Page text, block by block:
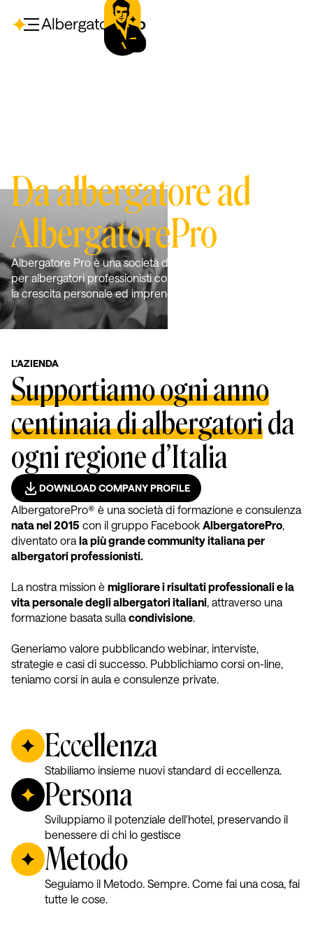
Da albergatore ad
AlbergatorePro
Albergatore Pro è una società di consulenza e formazione
per albergatori professionisti con lo scopo di supportarne
la crescita personale ed imprenditoriale.
L’AZIENDA
Supportiamo ogni anno
centinaia di albergatorida
ogni regione d’Italia
DOWNLOAD COMPANY PROFILE
AlbergatorePro® è una società di formazione e consulenza
nata nel 2015 con il gruppo Facebook AlbergatorePro,
diventato ora la più grande community italiana per
albergatori professionisti.
La nostra mission è migliorare i risultati professionali e la
vita personale degli albergatori italiani, attraverso una
formazione basata sulla condivisione.
Generiamo valore pubblicando webinar, interviste,
strategie e casi di successo. Pubblichiamo corsi on-line,
teniamo corsi in aula e consulenze private.
Eccellenza
Stabiliamo insieme nuovi standard di eccellenza.
Persona
Sviluppiamo il potenziale dell'hotel, preservando il
benessere di chi lo gestisce
Metodo
Seguiamo il Metodo. Sempre. Come fai una cosa, fai
tutte le cose.